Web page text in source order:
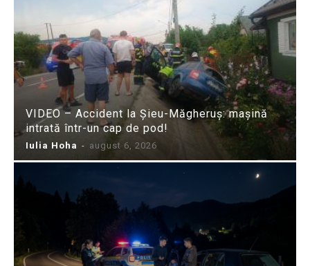
VIDEO – Accident la Șieu-Măgheruș: mașină
intrată într-un cap de pod!
Iulia Hoha - august 6, 2026